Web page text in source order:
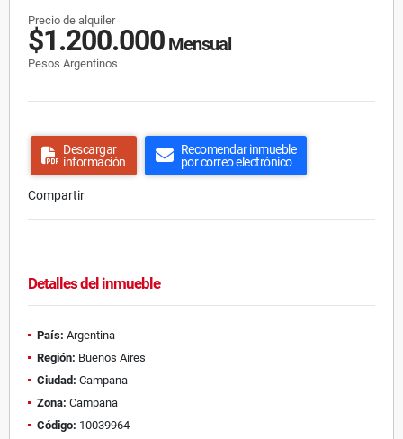
Precio de alquiler
$1.200.000 Mensual
Pesos Argentinos
Descargar
información
Recomendar inmueble
por correo electrónico
Compartir
Detalles del inmueble
País: Argentina
Región: Buenos Aires
Ciudad: Campana
Zona: Campana
Código: 10039964